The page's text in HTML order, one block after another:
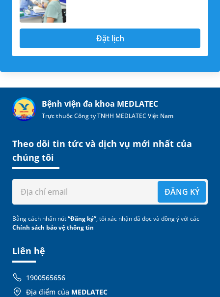
Đặt lịch
Bệnh viện đa khoa MEDLATEC
Trực thuộc Công ty TNHH MEDLATEC Việt Nam
Liên hệ
1900565656
Địa điểm của MEDLATEC
Theo dõi tin tức và dịch vụ mới nhất của
chúng tôi
ĐĂNG KÝ
Bằng cách nhấn nút“Đăng ký”, tôi xác nhận đã đọc và đồng ý với các
Chính sách bảo vệ thông tin